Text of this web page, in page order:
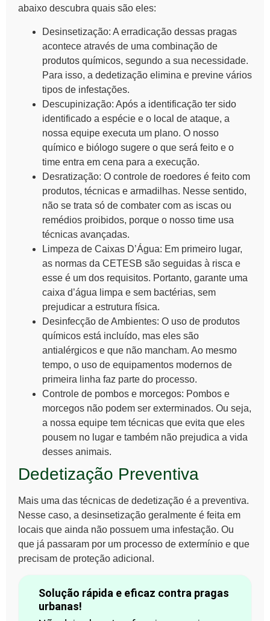
abaixo descubra quais são eles:
Desinsetização: A erradicação dessas pragas
acontece através de uma combinação de
produtos químicos, segundo a sua necessidade.
Para isso, a dedetização elimina e previne vários
tipos de infestações.
Descupinização: Após a identificação ter sido
identificado a espécie e o local de ataque, a
nossa equipe executa um plano. O nosso
químico e biólogo sugere o que será feito e o
time entra em cena para a execução.
Desratização: O controle de roedores é feito com
produtos, técnicas e armadilhas. Nesse sentido,
não se trata só de combater com as iscas ou
remédios proibidos, porque o nosso time usa
técnicas avançadas.
Limpeza de Caixas D’Água: Em primeiro lugar,
as normas da CETESB são seguidas à risca e
esse é um dos requisitos. Portanto, garante uma
caixa d’água limpa e sem bactérias, sem
prejudicar a estrutura física.
Desinfecção de Ambientes: O uso de produtos
químicos está incluído, mas eles são
antialérgicos e que não mancham. Ao mesmo
tempo, o uso de equipamentos modernos de
primeira linha faz parte do processo.
Controle de pombos e morcegos: Pombos e
morcegos não podem ser exterminados. Ou seja,
a nossa equipe tem técnicas que evita que eles
pousem no lugar e também não prejudica a vida
desses animais.
Dedetização Preventiva
Mais uma das técnicas de dedetização é a preventiva.
Nesse caso, a desinsetização geralmente é feita em
locais que ainda não possuem uma infestação. Ou
que já passaram por um processo de extermínio e que
precisam de proteção adicional.
Solução rápida e eficaz contra pragas
urbanas!